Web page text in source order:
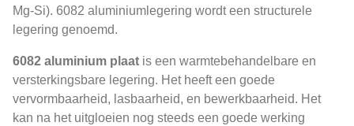
Mg-Si). 6082 aluminiumlegering wordt een structurele
legering genoemd.
6082 aluminium plaat is een warmtebehandelbare en
versterkingsbare legering. Het heeft een goede
vervormbaarheid, lasbaarheid, en bewerkbaarheid. Het
kan na het uitgloeien nog steeds een goede werking